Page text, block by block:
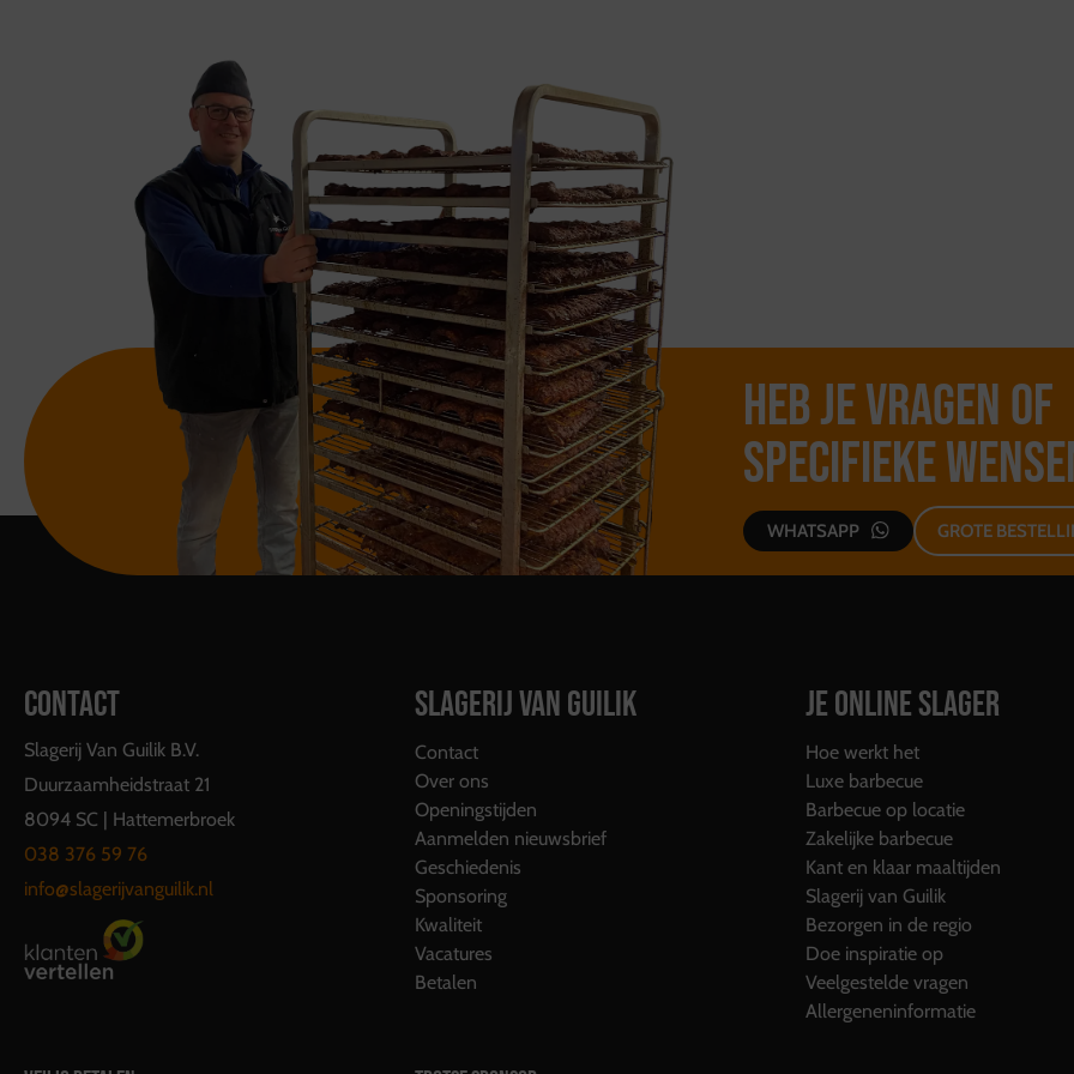
Heb je vragen of
specifieke
WHATSAPP GROTE
CONTACT
Slagerij Van Guilik B.V.
Duurzaamheidstraat 21
8094 SC | Hattemerbroek
038 376 59 76
info@slagerijvanguilik.nl
SLAGERIJ VAN GUILIK
Contact
Over ons
Openingstijden
Aanmelden nieuwsbrief
Geschiedenis
Sponsoring
Kwaliteit
Vacatures
Betalen
JE ONLINE SLAGER
Hoe werkt het
Luxe barbecue
Barbecue op locatie
Zakelijke barbecue
Kant en klaar maaltijden
Slagerij van Guilik
Bezorgen in de regio
Doe inspiratie op
Veelgestelde vragen
Allergeneninformatie